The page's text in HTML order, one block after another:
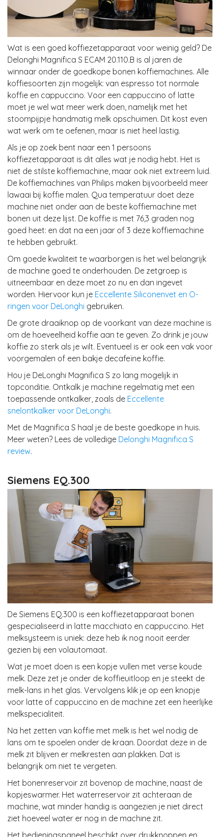
Wat is een goed koffiezetapparaat voor weinig geld? De
Delonghi Magnifica S ECAM 20.110.B is al jaren de
winnaar onder de goedkope bonen koffiemachines. Alle
koffiesoorten zijn mogelijk: van espresso tot normale
koffie en cappuccino. Voor een cappuccino of latte
moet je wel wat meer werk doen, namelijk met het
stoompijpje handmatig melk opschuimen. Dit kost even
wat werk om te oefenen, maar is niet heel lastig.
Als je op zoek bent naar een 1 persoons
koffiezetapparaat is dit alles wat je nodig hebt. Het is
niet de stilste koffiemachine, maar ook niet extreem luid.
De koffiemachines van Philips maken bijvoorbeeld meer
lawaai bij koffie malen. Qua temperatuur doet deze
machine niet onder aan de beste koffiemachine met
bonen uit deze lijst. De koffie is met 76,3 graden nog
goed heet: en dat na een jaar of 3 deze koffiemachine
te hebben gebruikt.
Om goede kwaliteit te waarborgen is het wel belangrijk
de machine goed te onderhouden. De zetgroep is
uitneembaar en deze moet zo nu en dan ingevet
worden. Hiervoor kun je Eccellente Siliconenvet en O-
ringen voor DeLonghi gebruiken.
De grote draaiknop op de voorkant van deze machine is
om de hoeveelheid koffie aan te geven. Zo drink je jouw
koffie zo sterk als je wilt. Eventueel is er ook een vak voor
voorgemalen of een bakje decafeïne koffie.
Hou je DeLonghi Magnifica S zo lang mogelijk in
topconditie. Ontkalk je machine regelmatig met een
toepassende ontkalker, zoals de Eccellente
snelontkalker voor DeLonghi.
Met de Magnifica S haal je de beste goedkope in huis.
Meer weten? Lees de volledige Delonghi Magnifica S
review.
Siemens EQ.300
De Siemens EQ.300 is een koffiezetapparaat bonen
gespecialiseerd in latte macchiato en cappuccino. Het
melksysteem is uniek: deze heb ik nog nooit eerder
gezien bij een volautomaat.
Wat je moet doen is een kopje vullen met verse koude
melk. Deze zet je onder de koffieuitloop en je steekt de
melk-lans in het glas. Vervolgens klik je op een knopje
voor latte of cappuccino en de machine zet een heerlijke
melkspecialiteit.
Na het zetten van koffie met melk is het wel nodig de
lans om te spoelen onder de kraan. Doordat deze in de
melk zit blijven er melkresten aan plakken. Dat is
belangrijk om niet te vergeten.
Het bonenreservoir zit bovenop de machine, naast de
kopjeswarmer. Het waterreservoir zit achteraan de
machine, wat minder handig is aangezien je niet direct
ziet hoeveel water er nog in de machine zit.